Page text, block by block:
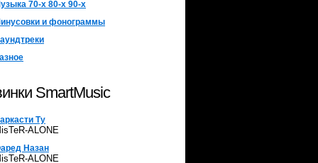
70-х 80-х 90-х
и фонограммы
SmartMusic
Ту
ALONE
Назан
ALONE